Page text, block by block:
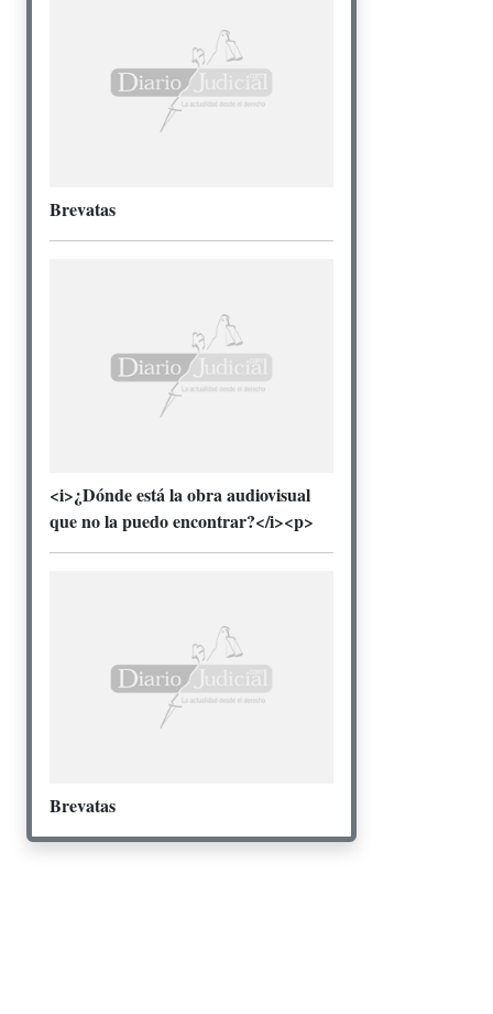
Brevatas
<i>¿Dónde está la obra audiovisual
que no la puedo encontrar?</i><p>
Brevatas